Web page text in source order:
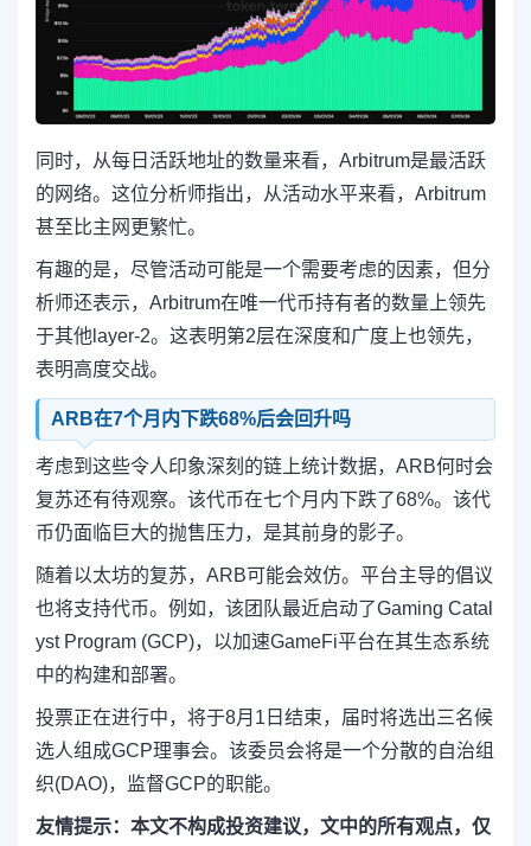
同时，从每日活跃地址的数量来看，Arbitrum是最活跃
的网络。这位分析师指出，从活动水平来看，Arbitrum
甚至比主网更繁忙。
有趣的是，尽管活动可能是一个需要考虑的因素，但分
析师还表示，Arbitrum在唯一代币持有者的数量上领先
于其他layer-2。这表明第2层在深度和广度上也领先，
表明高度交战。
ARB在7个月内下跌68%后会回升吗
考虑到这些令人印象深刻的链上统计数据，ARB何时会
复苏还有待观察。该代币在七个月内下跌了68%。该代
币仍面临巨大的抛售压力，是其前身的影子。
随着以太坊的复苏，ARB可能会效仿。平台主导的倡议
也将支持代币。例如，该团队最近启动了Gaming Catal
yst Program (GCP)，以加速GameFi平台在其生态系统
中的构建和部署。
投票正在进行中，将于8月1日结束，届时将选出三名候
选人组成GCP理事会。该委员会将是一个分散的自治组
织(DAO)，监督GCP的职能。
友情提示：本文不构成投资建议，文中的所有观点，仅